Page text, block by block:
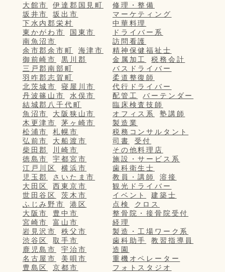
大館市
伊達郡国見町
坂井市
坂出市
下水内郡栄村
東かがわ市
国東市
南魚沼市
余市郡余市町
海津市
御前崎市
黒川郡
三戸郡南部町
羽咋郡志賀町
北茨城市
寝屋川市
丹波篠山市
水俣市
結城郡八千代町
魚沼市
大阪狭山市
木更津市
茅ヶ崎市
松浦市
札幌市
弘前市
大船渡市
柴田郡
川崎市
徳島市
宇都宮市
江戸川区
横浜市
児玉郡
さいたま市
大田区
西東京市
世田谷区
茨木市
ふじみ野市
港区
大阪市
豊中市
宮崎市
富山市
岩見沢市
秩父市
渋谷区
取手市
鹿児島市
宇治市
名古屋市
美唄市
豊島区
京都市
修理・整備
マーケティング
中華料理
ドライバー系
訪問看護
精神保健福祉士
金属加工
税務会計
バスドライバー
柔道整復師
代行ドライバー
配管工
バーテンダー
臨床検査技師
オフィス系
塾講師
製造業
税務コンサルタント
司書
受付
その他料理店
施設・サービス系
歯科衛生士
教員・講師
溶接
観光ドライバー
イベント
建築士
点検
クロス
整骨院・接骨院受付
経理
製造・工場ワーク系
歯科助手
教習指導員
造園
重機オペレーター
フォトスタジオ